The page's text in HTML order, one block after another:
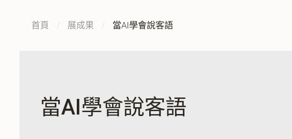
區
塊
首頁 展成果 當AI學會說客語
當AI學會說客語